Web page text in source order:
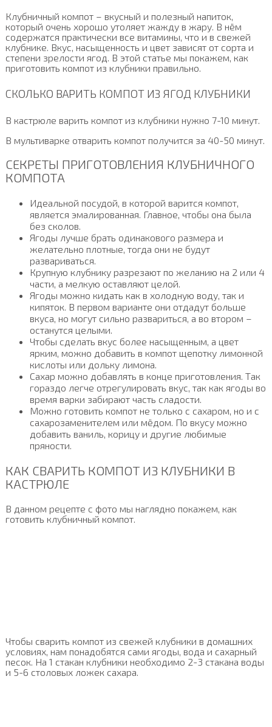
Клубничный компот – вкусный и полезный напиток,
который очень хорошо утоляет жажду в жару. В нём
содержатся практически все витамины, что и в свежей
клубнике. Вкус, насыщенность и цвет зависят от сорта и
степени зрелости ягод. В этой статье мы покажем, как
приготовить компот из клубники правильно.
СКОЛЬКО ВАРИТЬ КОМПОТ ИЗ ЯГОД КЛУБНИКИ
В кастрюле варить компот из клубники нужно 7-10 минут.
В мультиварке отварить компот получится за 40-50 минут.
СЕКРЕТЫ ПРИГОТОВЛЕНИЯ КЛУБНИЧНОГО
КОМПОТА
Идеальной посудой, в которой варится компот,
является эмалированная. Главное, чтобы она была
без сколов.
Ягоды лучше брать одинакового размера и
желательно плотные, тогда они не будут
развариваться.
Крупную клубнику разрезают по желанию на 2 или 4
части, а мелкую оставляют целой.
Ягоды можно кидать как в холодную воду, так и
кипяток. В первом варианте они отдадут больше
вкуса, но могут сильно развариться, а во втором –
останутся целыми.
Чтобы сделать вкус более насыщенным, а цвет
ярким, можно добавить в компот щепотку лимонной
кислоты или дольку лимона.
Сахар можно добавлять в конце приготовления. Так
гораздо легче отрегулировать вкус, так как ягоды во
время варки забирают часть сладости.
Можно готовить компот не только с сахаром, но и с
сахарозаменителем или мёдом. По вкусу можно
добавить ваниль, корицу и другие любимые
пряности.
КАК СВАРИТЬ КОМПОТ ИЗ КЛУБНИКИ В
КАСТРЮЛЕ
В данном рецепте с фото мы наглядно покажем, как
готовить клубничный компот.
Чтобы сварить компот из свежей клубники в домашних
условиях, нам понадобятся сами ягоды, вода и сахарный
песок. На 1 стакан клубники необходимо 2-3 стакана воды
и 5-6 столовых ложек сахара.